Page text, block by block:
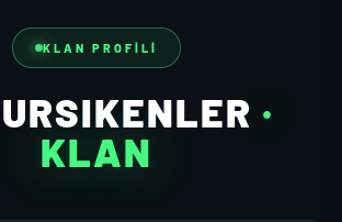
KLAN PROFILI
·
KLAN